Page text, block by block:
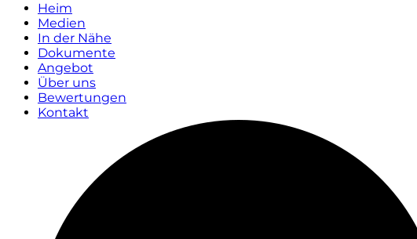
Heim
Medien
In der Nähe
Dokumente
Angebot
Über uns
Bewertungen
Kontakt